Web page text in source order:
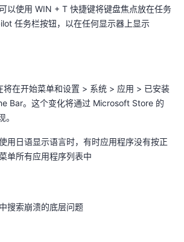
以使用 WIN + T 快捷键将键盘焦点放在任务
任务栏按钮，以在任何显示器上显示
在开始菜单和设置 > 系统 > 应用 > 已安装
Bar。这个变化将通过 Microsoft Store 的
用日语显示语言时，有时应用程序没有按正
单所有应用程序列表中
搜索崩溃的底层问题